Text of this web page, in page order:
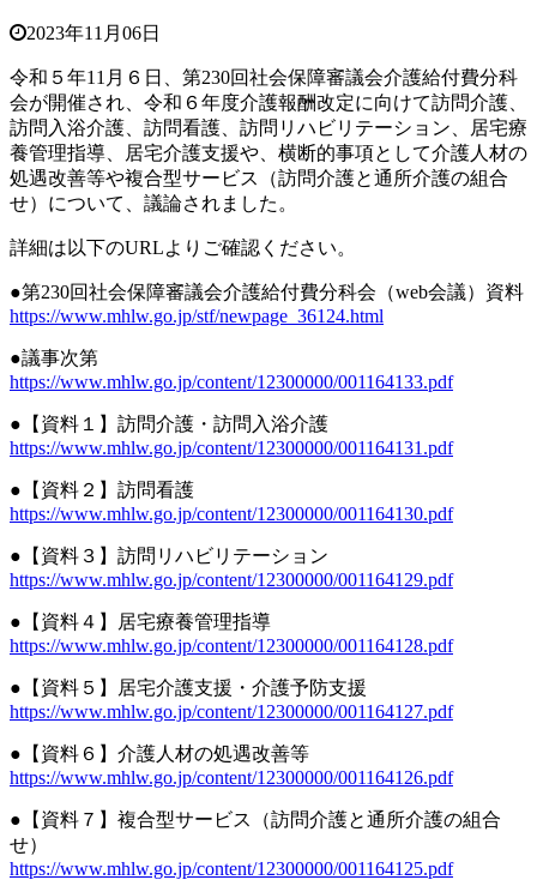
2023年11月06日
令和５年11月６日、第230回社会保障審議会介護給付費分科
会が開催され、令和６年度介護報酬改定に向けて訪問介護、
訪問入浴介護、訪問看護、訪問リハビリテーション、居宅療
養管理指導、居宅介護支援や、横断的事項として介護人材の
処遇改善等や複合型サービス（訪問介護と通所介護の組合
せ）について、議論されました。
詳細は以下のURLよりご確認ください。
●第230回社会保障審議会介護給付費分科会（web会議）資料
https://www.mhlw.go.jp/stf/newpage_36124.html
●議事次第
https://www.mhlw.go.jp/content/12300000/001164133.pdf
●【資料１】訪問介護・訪問入浴介護
https://www.mhlw.go.jp/content/12300000/001164131.pdf
●【資料２】訪問看護
https://www.mhlw.go.jp/content/12300000/001164130.pdf
●【資料３】訪問リハビリテーション
https://www.mhlw.go.jp/content/12300000/001164129.pdf
●【資料４】居宅療養管理指導
https://www.mhlw.go.jp/content/12300000/001164128.pdf
●【資料５】居宅介護支援・介護予防支援
https://www.mhlw.go.jp/content/12300000/001164127.pdf
●【資料６】介護人材の処遇改善等
https://www.mhlw.go.jp/content/12300000/001164126.pdf
●【資料７】複合型サービス（訪問介護と通所介護の組合
せ）
https://www.mhlw.go.jp/content/12300000/001164125.pdf